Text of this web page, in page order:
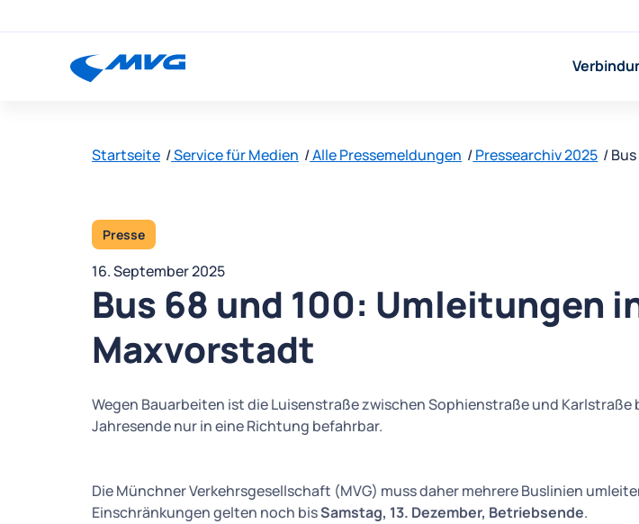
Startseite Service für Medien Alle Pressemeldungen Pressearchiv 2025
Presse
16. September 2025
Bus 68 und 100: Umleitungen
Maxvorstadt
Wegen Bauarbeiten ist die Luisenstraße zwischen Sophienstraße und Karlstraße
Jahresende nur in eine Richtung befahrbar.
Die Münchner Verkehrsgesellschaft (MVG) muss daher mehrere Buslinien
Einschränkungen gelten noch bisSamstag, 13. Dezember, Betriebsende.